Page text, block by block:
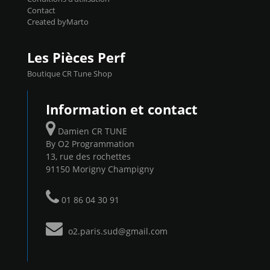
Contact
Created byMarto
Les Pièces Perf
Boutique CR Tune Shop
Information et contact
Damien CR TUNE
By O2 Programmation
13, rue des rochettes
91150 Morigny Champigny
01 86 04 30 91
o2.paris.sud@gmail.com